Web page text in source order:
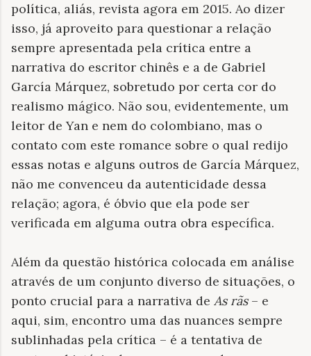
política, aliás, revista agora em 2015. Ao dizer
isso, já aproveito para questionar a relação
sempre apresentada pela crítica entre a
narrativa do escritor chinês e a de Gabriel
García Márquez, sobretudo por certa cor do
realismo mágico. Não sou, evidentemente, um
leitor de Yan e nem do colombiano, mas o
contato com este romance sobre o qual redijo
essas notas e alguns outros de García Márquez,
não me convenceu da autenticidade dessa
relação; agora, é óbvio que ela pode ser
verificada em alguma outra obra específica.
Além da questão histórica colocada em análise
através de um conjunto diverso de situações, o
ponto crucial para a narrativa de As rãs – e
aqui, sim, encontro uma das nuances sempre
sublinhadas pela crítica – é a tentativa de